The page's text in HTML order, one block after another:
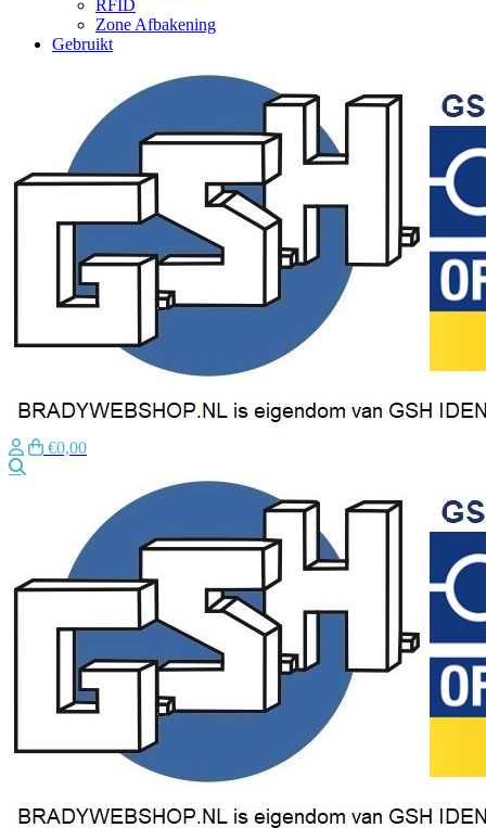
RFID
Zone Afbakening
Gebruikt
€0,00